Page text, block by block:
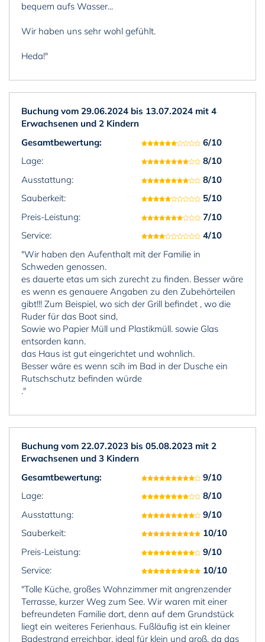
bequem aufs Wasser...
Wir haben uns sehr wohl gefühlt.
Heda!"
Buchung vom 29.06.2024 bis 13.07.2024 mit 4
Erwachsenen und 2 Kindern
Gesamtbewertung:
6/10
Lage:
8/10
Ausstattung:
8/10
Sauberkeit:
5/10
Preis-Leistung:
7/10
Service:
4/10
"Wir haben den Aufenthalt mit der Familie in
Schweden genossen.
es dauerte etas um sich zurecht zu finden. Besser wäre
es wenn es genauere Angaben zu den Zubehörteilen
gibt!!! Zum Beispiel, wo sich der Grill befindet , wo die
Ruder für das Boot sind,
Sowie wo Papier Müll und Plastikmüll. sowie Glas
entsorden kann.
das Haus ist gut eingerichtet und wohnlich.
Besser wäre es wenn scih im Bad in der Dusche ein
Rutschschutz befinden würde
."
Buchung vom 22.07.2023 bis 05.08.2023 mit 2
Erwachsenen und 3 Kindern
Gesamtbewertung:
9/10
Lage:
8/10
Ausstattung:
9/10
Sauberkeit:
10/10
Preis-Leistung:
9/10
Service:
10/10
"Tolle Küche, großes Wohnzimmer mit angrenzender
Terrasse, kurzer Weg zum See. Wir waren mit einer
befreundeten Familie dort, denn auf dem Grundstück
liegt ein weiteres Ferienhaus. Fußläufig ist ein kleiner
Badestrand erreichbar, ideal für klein und groß, da das